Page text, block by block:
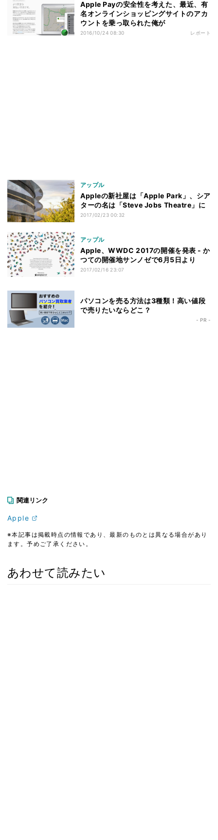
Apple Payの安全性を考えた、最近、有
名オンラインショッピングサイトのアカ
ウントを乗っ取られた俺が
2016/10/24 08:30 レポート
アップル
Appleの新社屋は「Apple Park」、シア
ターの名は「Steve Jobs Theatre」に
2017/02/23 00:32
アップル
Apple、WWDC 2017の開催を発表 - か
つての開催地サンノゼで6月5日より
2017/02/16 23:07
パソコンを売る方法は3種類！高い値段
で売りたいならどこ？
- PR -
関連リンク
Apple
※本記事は掲載時点の情報であり、最新のものとは異なる場合があり
ます。予めご了承ください。
あわせて読みたい